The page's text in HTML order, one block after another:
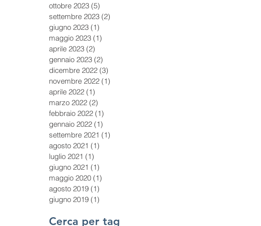
ottobre 2023 (5)
settembre 2023 (2)
giugno 2023 (1)
maggio 2023 (1)
aprile 2023 (2)
gennaio 2023 (2)
dicembre 2022 (3)
novembre 2022 (1)
aprile 2022 (1)
marzo 2022 (2)
febbraio 2022 (1)
gennaio 2022 (1)
settembre 2021 (1)
agosto 2021 (1)
luglio 2021 (1)
giugno 2021 (1)
maggio 2020 (1)
agosto 2019 (1)
giugno 2019 (1)
Cerca per tag